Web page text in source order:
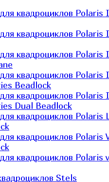
квадроциклов Polaris
квадроциклов Polaris
квадроциклов Polaris
квадроциклов Polaris
Beadlock
квадроциклов Polaris
Dual Beadlock
квадроциклов Polaris
квадроциклов Polaris
квадроциклов Polaris
Stels